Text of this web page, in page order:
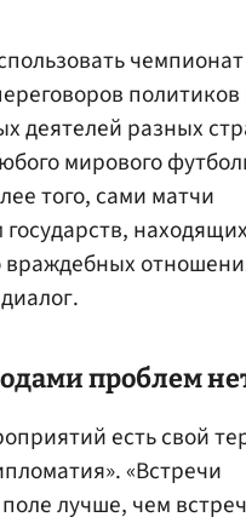
политиков
деятелей разных
мирового
того, сами матчи
враждебных
проблем
есть свой
«Встречи
лучше, чем